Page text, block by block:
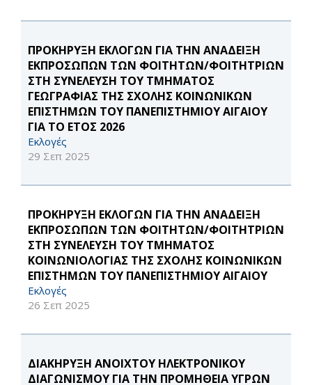
ΠΡΟΚΗΡΥΞΗ ΕΚΛΟΓΩΝ ΓΙΑ ΤΗΝ ΑΝΑΔΕΙΞΗ
ΕΚΠΡΟΣΩΠΩΝ ΤΩΝ ΦΟΙΤΗΤΩΝ/ΦΟΙΤΗΤΡΙΩΝ
ΣΤΗ ΣΥΝΕΛΕΥΣΗ ΤΟΥ ΤΜΗΜΑΤΟΣ
ΓΕΩΓΡΑΦΙΑΣ ΤΗΣ ΣΧΟΛΗΣ ΚΟΙΝΩΝΙΚΩΝ
ΕΠΙΣΤΗΜΩΝ ΤΟΥ ΠΑΝΕΠΙΣΤΗΜΙΟΥ ΑΙΓΑΙΟΥ
ΓΙΑ ΤΟ ΕΤΟΣ 2026
Εκλογές
29 Σεπ 2025
ΠΡΟΚΗΡΥΞΗ ΕΚΛΟΓΩΝ ΓΙΑ ΤΗΝ ΑΝΑΔΕΙΞΗ
ΕΚΠΡΟΣΩΠΩΝ ΤΩΝ ΦΟΙΤΗΤΩΝ/ΦΟΙΤΗΤΡΙΩΝ
ΣΤΗ ΣΥΝΕΛΕΥΣΗ ΤΟΥ ΤΜΗΜΑΤΟΣ
ΚΟΙΝΩΝΙΟΛΟΓΙΑΣ ΤΗΣ ΣΧΟΛΗΣ ΚΟΙΝΩΝΙΚΩΝ
ΕΠΙΣΤΗΜΩΝ ΤΟΥ ΠΑΝΕΠΙΣΤΗΜΙΟΥ ΑΙΓΑΙΟΥ
Εκλογές
26 Σεπ 2025
ΔΙΑΚΗΡΥΞΗ ΑΝΟΙΧΤΟΥ ΗΛΕΚΤΡΟΝΙΚΟΥ
ΔΙΑΓΩΝΙΣΜΟΥ ΓΙΑ ΤΗΝ ΠΡΟΜΗΘΕΙΑ ΥΓΡΩΝ